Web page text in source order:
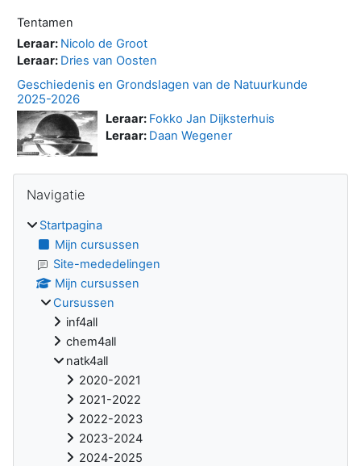
Tentamen
Leraar: Nicolo de Groot
Leraar: Dries van Oosten
Geschiedenis en Grondslagen van de Natuurkunde
2025-2026
Leraar: Fokko Jan Dijksterhuis
Leraar: Daan Wegener
Blokken
Navigatie
Startpagina
Mijn cursussen
Site-mededelingen
Mijn cursussen
Cursussen
inf4all
chem4all
natk4all
2020-2021
2021-2022
2022-2023
2023-2024
2024-2025